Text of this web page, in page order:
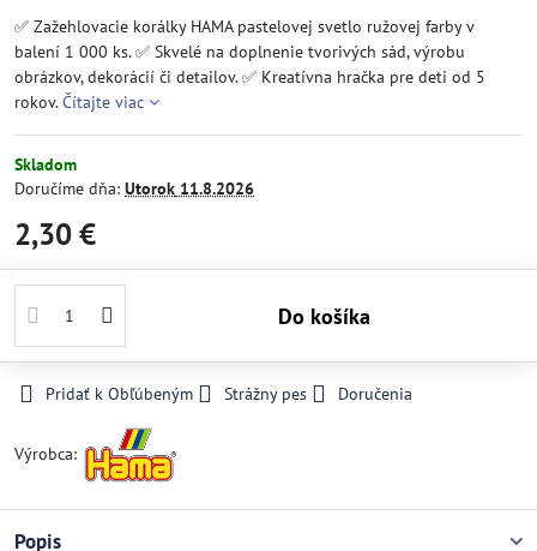
✅ Zažehlovacie korálky HAMA pastelovej svetlo ružovej farby v
balení 1 000 ks. ✅ Skvelé na doplnenie tvorivých sád, výrobu
obrázkov, dekorácií či detailov. ✅ Kreatívna hračka pre deti od 5
rokov.Čítajte viac
Skladom
Doručíme dňa: Utorok 11.8.2026
2,30 €
Do košíka
Pridať k Obľúbeným Strážny pes Doručenia
Výrobca:
Popis